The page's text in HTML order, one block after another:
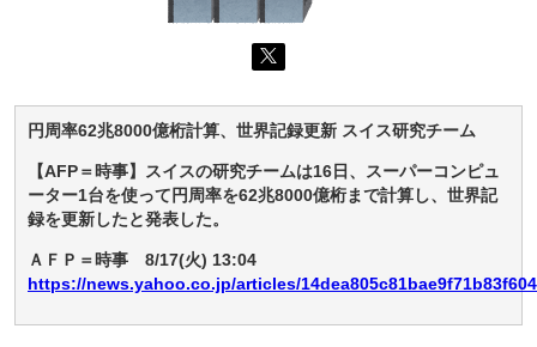
円周率62兆8000億桁計算、世界記録更新 スイス研究チーム
【AFP＝時事】スイスの研究チームは16日、スーパーコンピュ
ーター1台を使って円周率を62兆8000億桁まで計算し、世界記
録を更新したと発表した。
ＡＦＰ＝時事 8/17(火) 13:04
https://news.yahoo.co.jp/articles/